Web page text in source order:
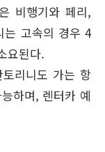
비행기와 페리,
는 고속의 경우 4
요된다.
리니도 가는 항
하며, 렌터카 예